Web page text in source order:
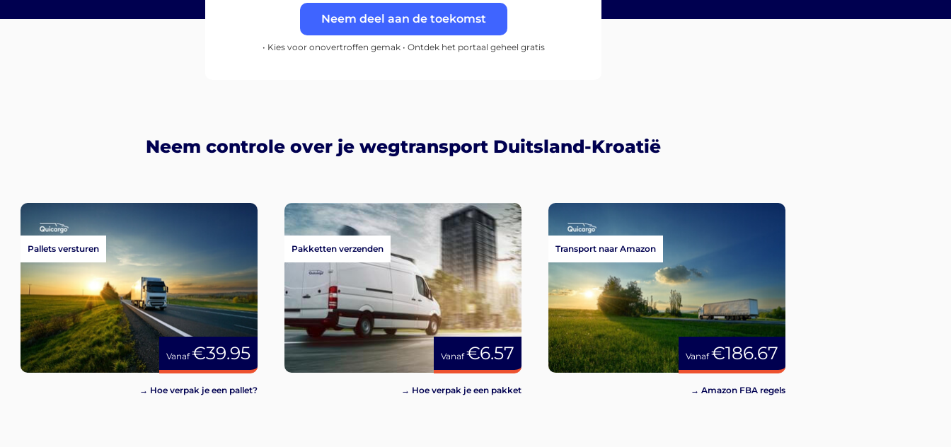
Neem deel aan de toekomst
• Kies voor onovertroffen gemak • Ontdek het portaal geheel gratis
Neem controle over je wegtransport Duitsland-Kroatië
Vanaf€39.95
Pallets versturen
→ Hoe verpak je een pallet?
Vanaf€6.57
Pakketten verzenden
→ Hoe verpak je een pakket
Vanaf€186.67
Transport naar Amazon
→ Amazon FBA regels